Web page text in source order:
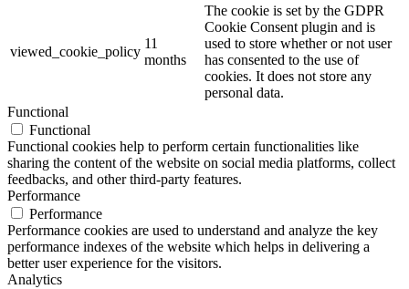
viewed_cookie_policy
11
months
The cookie is set by the GDPR
Cookie Consent plugin and is
used to store whether or not user
has consented to the use of
cookies. It does not store any
personal data.
Functional
Functional
Functional cookies help to perform certain functionalities like
sharing the content of the website on social media platforms, collect
feedbacks, and other third-party features.
Performance
Performance
Performance cookies are used to understand and analyze the key
performance indexes of the website which helps in delivering a
better user experience for the visitors.
Analytics